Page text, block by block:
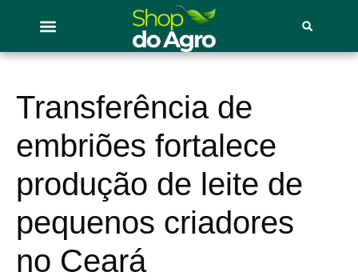
Transferência de
embriões fortalece
produção de leite de
pequenos criadores
no Ceará